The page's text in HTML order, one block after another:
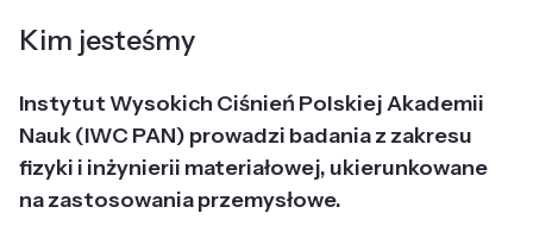
Kim jesteśmy
Instytut Wysokich Ciśnień Polskiej Akademii
Nauk (IWC PAN) prowadzi badania z zakresu
fizyki i inżynierii materiałowej, ukierunkowane
na zastosowania przemysłowe.